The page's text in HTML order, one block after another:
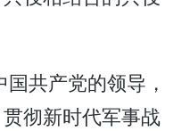
共产党的领导，
彻新时代军事战